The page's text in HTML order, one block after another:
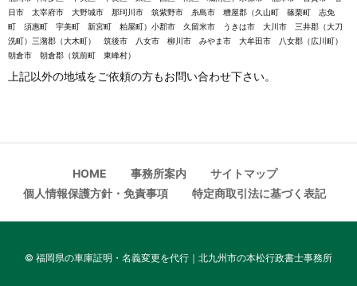
日市 太宰府市 大野城市 那珂川市 筑紫野市 糸島市 糟屋郡（久山町 篠栗町 志免
町 須惠町 宇美町 新宮町 粕屋町）小郡市 久留米市 うきは市 大川市 三井郡（大刀
洗町）三潴郡（大木町） 筑後市 八女市 柳川市 みやま市 大牟田市 八女郡（広川町）
朝倉市 朝倉郡（筑前町 東峰村）
上記以外の地域をご依頼の方もお問い合わせ下さい。
HOME 事務所案内
サイトマップ
個人情報保護方針・免責事項
特定商取引法に基づく表記
© 福岡県の車庫証明・名義変更を代行｜北九州市の本松行政書士事務所